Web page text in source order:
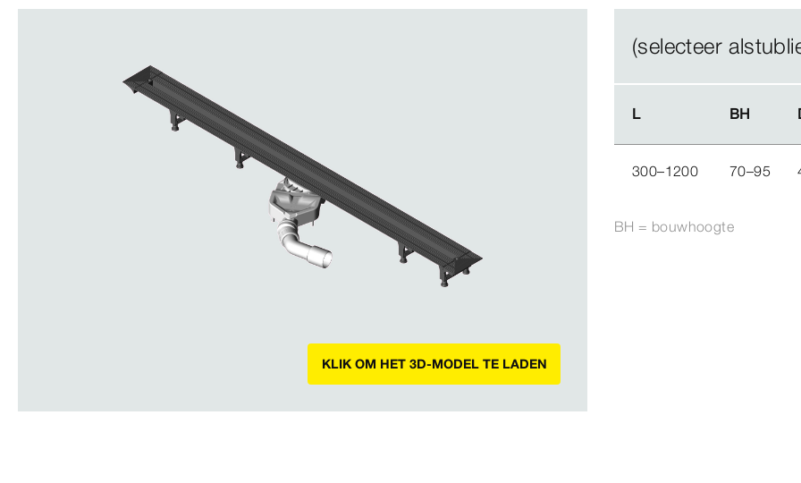
KLIK OM HET 3D-MODEL TE LADEN
(selecteer
L BH
L BH
300–1200 70–95
BH = bouwhoogte